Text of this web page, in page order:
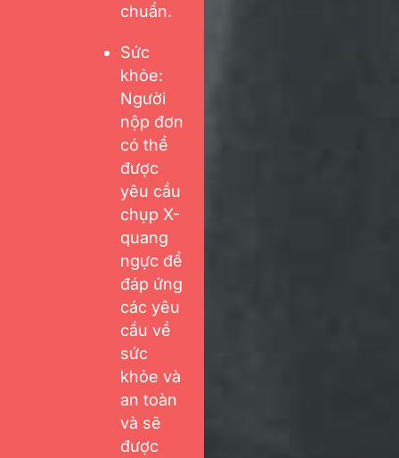
chuẩn.
Sức
khỏe:
Người
nộp đơn
có thể
được
yêu cầu
chụp X-
quang
ngực để
đáp ứng
các yêu
cầu về
sức
khỏe và
an toàn
và sẽ
được